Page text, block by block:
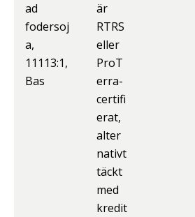
ad
fodersoj
a,
11113:1,
Bas
är
RTRS
eller
ProT
erra-
certifi
erat,
alter
nativt
täckt
med
kredit